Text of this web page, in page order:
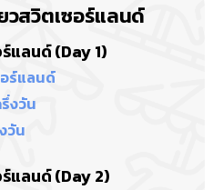
วสวิตเซอร์แลนด์
แลนด์ (Day 1)
อร์แลนด์
งวัน
วัน
แลนด์ (Day 2)